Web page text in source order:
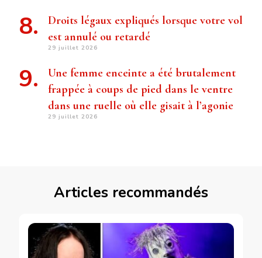
Droits légaux expliqués lorsque votre vol
est annulé ou retardé
29 juillet 2026
Une femme enceinte a été brutalement
frappée à coups de pied dans le ventre
dans une ruelle où elle gisait à l’agonie
29 juillet 2026
Articles recommandés